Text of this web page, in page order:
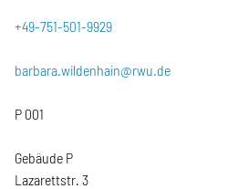
+49-751-501-9929
barbara.wildenhain@rwu.de
P 001
Gebäude P
Lazarettstr. 3